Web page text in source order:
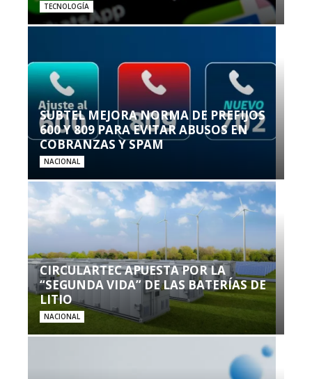
TECNOLOGÍA
SUBTEL MEJORA NORMA DE PREFIJOS
600 Y 809 PARA EVITAR ABUSOS EN
COBRANZAS Y SPAM
NACIONAL
CIRCULARTEC APUESTA POR LA
“SEGUNDA VIDA” DE LAS BATERÍAS DE
LITIO
NACIONAL